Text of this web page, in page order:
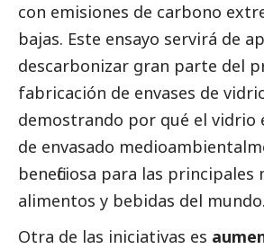
con emisiones de carbono
bajas. Este ensayo servirá de
descarbonizar gran parte del
fabricación de envases de
demostrando por qué el vidrio
de envasado
beneficiosa para las principales
alimentos y bebidas del mundo.
Otra de las iniciativas es